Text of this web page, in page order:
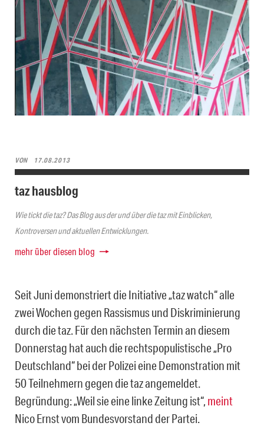
VON 17.08.2013
taz hausblog
Wie tickt die taz? Das Blog aus der und über die taz mit Einblicken,
Kontroversen und aktuellen Entwicklungen.
mehr über diesen blog
Seit Juni demonstriert die Initiative „taz watch“ alle
zwei Wochen gegen Rassismus und Diskriminierung
durch die taz. Für den nächsten Termin an diesem
Donnerstag hat auch die rechtspopulistische „Pro
Deutschland“ bei der Polizei eine Demonstration mit
50 Teilnehmern gegen die taz angemeldet.
Begründung: „Weil sie eine linke Zeitung ist“, meint
Nico Ernst vom Bundesvorstand der Partei.